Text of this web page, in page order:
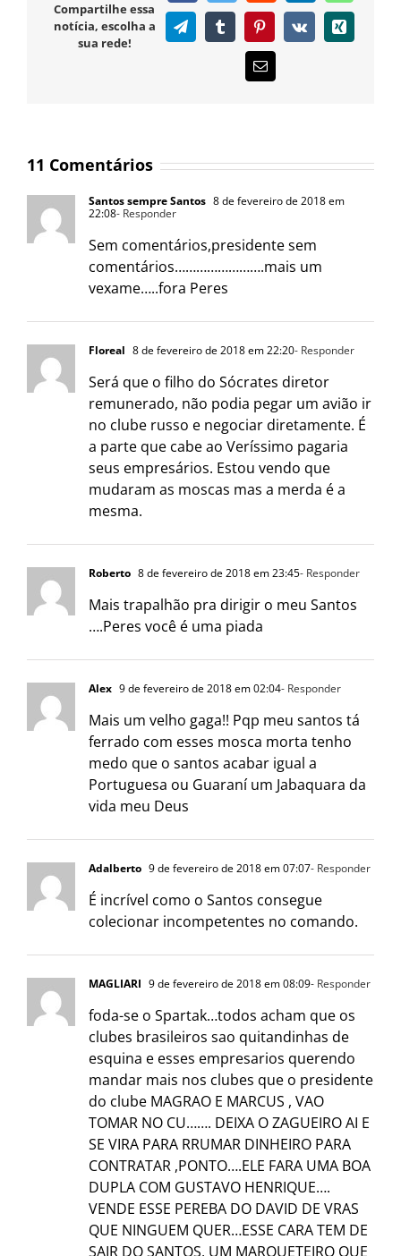
Compartilhe essa
notícia, escolha a
sua rede!
TelegramTumblr PinterestVk Xing
E-
mail
11 Comentários
Santos sempre Santos 8 de fevereiro de 2018 em
22:08- Responder
Sem comentários,presidente sem
comentários…………………….mais um
vexame…..fora Peres
Floreal 8 de fevereiro de 2018 em 22:20- Responder
Será que o filho do Sócrates diretor
remunerado, não podia pegar um avião ir
no clube russo e negociar diretamente. É
a parte que cabe ao Veríssimo pagaria
seus empresários. Estou vendo que
mudaram as moscas mas a merda é a
mesma.
Roberto 8 de fevereiro de 2018 em 23:45- Responder
Mais trapalhão pra dirigir o meu Santos
….Peres você é uma piada
Alex 9 de fevereiro de 2018 em 02:04- Responder
Mais um velho gaga!! Pqp meu santos tá
ferrado com esses mosca morta tenho
medo que o santos acabar igual a
Portuguesa ou Guaraní um Jabaquara da
vida meu Deus
Adalberto 9 de fevereiro de 2018 em 07:07- Responder
É incrível como o Santos consegue
colecionar incompetentes no comando.
MAGLIARI 9 de fevereiro de 2018 em 08:09- Responder
foda-se o Spartak…todos acham que os
clubes brasileiros sao quitandinhas de
esquina e esses empresarios querendo
mandar mais nos clubes que o presidente
do clube MAGRAO E MARCUS , VAO
TOMAR NO CU……. DEIXA O ZAGUEIRO AI E
SE VIRA PARA RRUMAR DINHEIRO PARA
CONTRATAR ,PONTO….ELE FARA UMA BOA
DUPLA COM GUSTAVO HENRIQUE….
VENDE ESSE PEREBA DO DAVID DE VRAS
QUE NINGUEM QUER…ESSE CARA TEM DE
SAIR DO SANTOS, UM MARQUETEIRO QUE